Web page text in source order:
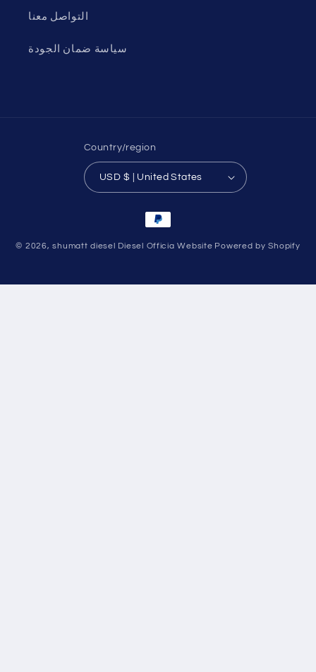
التواصل معنا
سياسة ضمان الجودة
Country/region
USD $ | United States
Payment
© 2026,shumatt diesel Diesel Officia Website Powered by Shopify